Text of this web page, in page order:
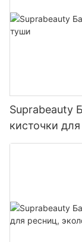
Suprabeauty
кисточки